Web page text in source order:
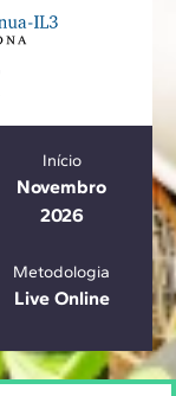
Início
Novembro
2026
Metodologia
Live Online